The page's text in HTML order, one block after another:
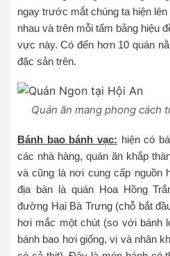
ngay trước mắt chúng ta hiện
nhau và trên mỗi tấm bảng hiệu
vực này. Có đến hơn 10 quán
đặc sản trên.
Quán ăn mang phong cách
Bánh bao bánh vạc: hiện có
các nhà hàng, quán ăn khắp
và cũng là nơi cung cấp nguồn
địa bàn là quán Hoa Hồng
đường Hai Bà Trưng (chỗ bắt
hơi mắc một chút (so với bánh
bánh bao hơi giống, vị và nhân